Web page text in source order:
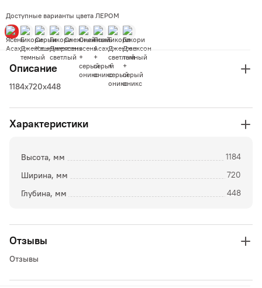
Доступные варианты цвета ЛЕРОМ
Описание
1184х720х448
Характеристики
Высота, мм 1184
Ширина, мм 720
Глубина, мм 448
Отзывы
Отзывы